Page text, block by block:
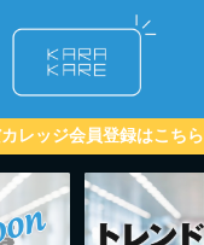
レッジ会員登録はこちら